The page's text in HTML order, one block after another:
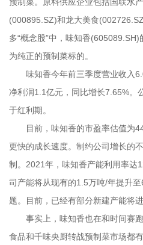
(000895.SZ)和龙大美食
多“概念股”中，味知香
为纯正的预制菜标的。
味知香今年前三季度营业收入
净利润1.1亿元，同比增长7.65%。
于红利期。
目前，味知香的市盈率估值为
更快的成长速度。制约公司增长的
制。2021年，味知香产能利用率达
司产能将从现有的1.5万吨/年提升
题。目前，已经有部分新建产能将进
事实上，味知香也在和时间赛跑
食品和千味央厨转战预制菜市场都